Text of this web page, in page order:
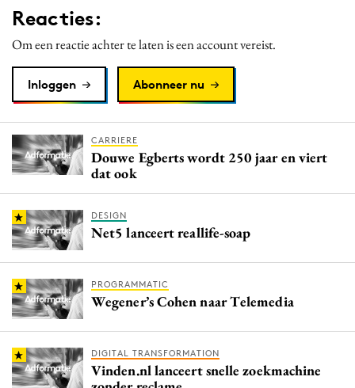
Media
Programmatic
Purpose Marketing
Reputatie & crisis
Reacties:
Om een reactie achter te laten is een account vereist.
Inloggen Abonneer nu
CARRIERE
Douwe Egberts wordt 250 jaar en viert
dat ook
DESIGN
Net5 lanceert reallife-soap
PROGRAMMATIC
Wegener’s Cohen naar Telemedia
DIGITAL TRANSFORMATION
Vinden.nl lanceert snelle zoekmachine